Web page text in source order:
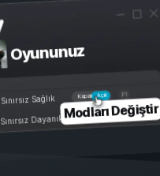
Oyununuz
Açık
Kapalı
Sınırsız Sağlık
Sınırsız DayanıklılıkModları Değiştir